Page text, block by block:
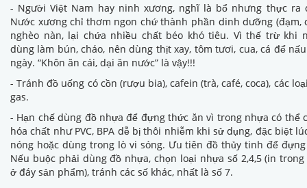
- Người Việt Nam hay ninh xương, nghĩ là bổ nhưng thực ra
Nước xương chỉ thơm ngon chứ thành phần dinh dưỡng (đạm,
nghèo nàn, lại chứa nhiều chất béo khó tiêu. Vì thế trừ khi
dùng làm bún, cháo, nên dùng thịt xay, tôm tươi, cua, cá để
ngày. “Khôn ăn cái, dại ăn nước” là vậy!!!
- Tránh đồ uống có cồn (rượu bia), cafein (trà, café, coca), các
gas.
- Hạn chế dùng đồ nhựa để đựng thức ăn vì trong nhựa có thể
hóa chất như PVC, BPA dễ bị thôi nhiễm khi sử dụng, đặc biệt
nóng hoặc dùng trong lò vi sóng. Ưu tiên đồ thủy tinh để
Nếu buộc phải dùng đồ nhựa, chọn loại nhựa số 2,4,5 (in
ở đáy sản phẩm), tránh các số khác, nhất là số 7.